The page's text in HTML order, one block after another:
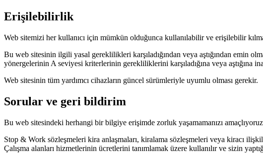
Erişilebilirlik
Web sitemizi her kullanıcı için mümkün olduğunca kullanılabilir ve erişilebilir
Bu web sitesinin ilgili yasal gereklilikleri karşıladığından veya aştığından
yönergelerinin A seviyesi kriterlerinin gerekliliklerini karşıladığına veya aştığına
Web sitesinin tüm yardımcı cihazların güncel sürümleriyle uyumlu olması gerekir.
Sorular ve geri bildirim
Bu web sitesindeki herhangi bir bilgiye erişimde zorluk yaşamamanızı
Stop & Work sözleşmeleri kira anlaşmaları, kiralama sözleşmeleri veya kiracı
Çalışma alanları hizmetlerinin ücretlerini tanımlamak üzere kullanılır ve sizin